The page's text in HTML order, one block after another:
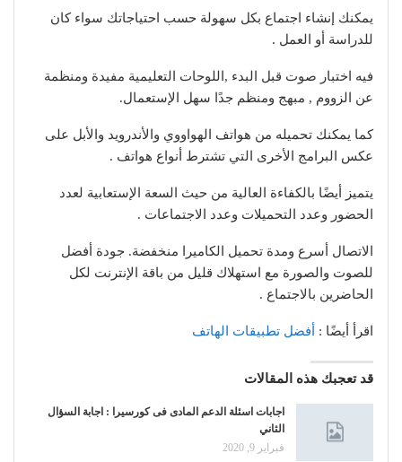
يمكنك إنشاء اجتماع بكل سهولة حسب احتياجاتك سواء كان
للدراسة أو العمل .
فيه اختبار صوت قبل البدء ,اللوحات التعليمية مفيدة ومنظمة
عن الزووم , مبهج ومنظم جدًا سهل الإستعمال.
كما يمكنك تحميله من هواتف الهواووي والأندرويد والأبل على
عكس البرامج الأخرى التي تشترط أنواع هواتف .
يتميز أيضًا بالكفاءة العالية من حيث السعة الإستعابية لعدد
الحضور وعدد التحميلات وعدد الاجتماعات .
الاتصال أسرع ومدة تحميل الكاميرا منخفضة. جودة أفضل
للصوت والصورة مع استهلاك قليل من باقة الإنترنت لكل
الحاضرين بالاجتماع .
اقرأ أيضًا : أفضل تطبيقات الهاتف
قد تعجبك هذه المقالات
اجابات اسئلة الدعم المادى فى كورسيرا : اجابة السؤال
الثاني
فبراير 9, 2020